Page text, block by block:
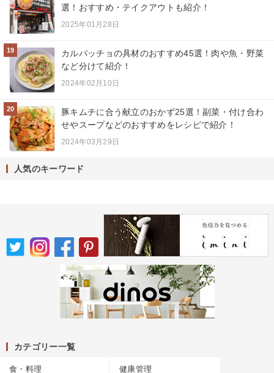
選！おすすめ・テイクアウトも紹介！
2025年01月28日
19
カルパッチョの具材のおすすめ45選！肉や魚・野菜
など分けて紹介！
2024年02月10日
20
豚キムチに合う献立のおかず25選！副菜・付け合わ
せやスープなどのおすすめをレシピで紹介！
2024年03月29日
人気のキーワード
カテゴリー一覧
食・料理 健康管理